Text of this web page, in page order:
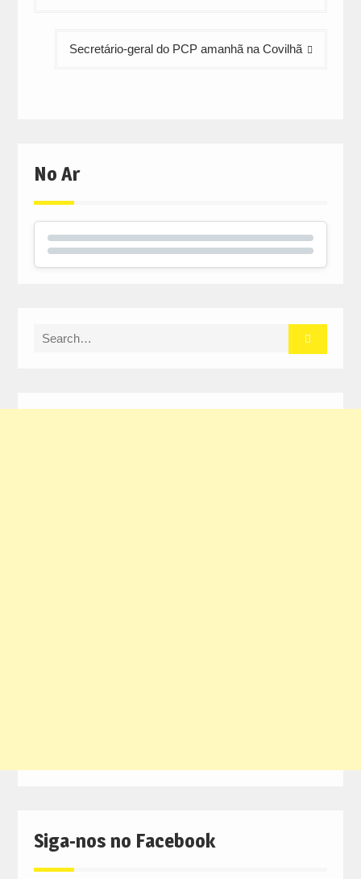
Secretário-geral do PCP amanhã na Covilhã
No Ar
Search
Siga-nos no Facebook